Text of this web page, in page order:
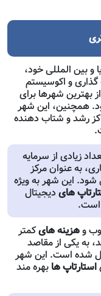
و بین المللی خود،
و اکوسیستم
بهترین شهرها برای
همچنین، این شهر
رشد و شتاب دهنده
زیادی از سرمایه
به عنوان مرکز
این شهر به ویژه
های دیجیتال
است.
وهزینه هایکمتر
به یکی از مقاصد
شده است. این شهر
استارتاپ ها بهره مند